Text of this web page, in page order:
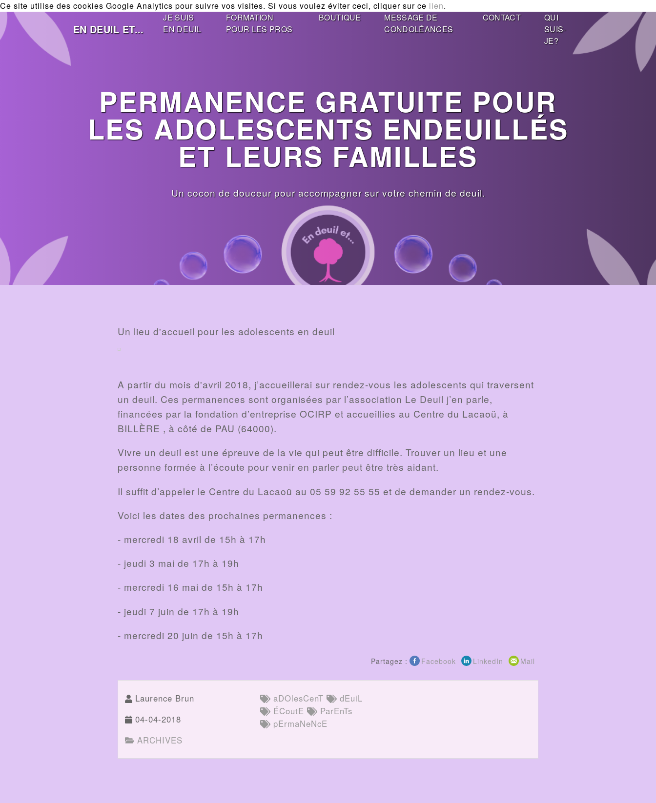
Ce site utilise des cookies Google Analytics pour suivre vos visites. Si vous voulez éviter ceci, cliquer sur ce lien.
EN DEUIL ET...
JE SUIS
EN DEUIL
FORMATION
POUR LES PROS
BOUTIQUE
MESSAGE DE
CONDOLÉANCES
CONTACT
QUI
SUIS-
JE?
PERMANENCE GRATUITE POUR
LES ADOLESCENTS ENDEUILLÉS
ET LEURS FAMILLES
Un cocon de douceur pour accompagner sur votre chemin de deuil.
Un lieu d'accueil pour les adolescents en deuil
A partir du mois d'avril 2018, j’accueillerai sur rendez-vous les adolescents qui traversent
un deuil. Ces permanences sont organisées par l’association Le Deuil j’en parle,
financées par la fondation d’entreprise OCIRP et accueillies au Centre du Lacaoü, à
BILLÈRE , à côté de PAU (64000).
Vivre un deuil est une épreuve de la vie qui peut être difficile. Trouver un lieu et une
personne formée à l’écoute pour venir en parler peut être très aidant.
Il suffit d’appeler le Centre du Lacaoü au ‭05 59 92 55 55‬ et de demander un rendez-vous.
Voici les dates des prochaines permanences :
- mercredi 18 avril de 15h à 17h
- jeudi 3 mai de 17h à 19h
- mercredi 16 mai de 15h à 17h
- jeudi 7 juin de 17h à 19h
- mercredi 20 juin de 15h à 17h
Partagez : Facebook LinkedIn Mail
Laurence Brun
04-04-2018
ARCHIVES
aDOlesCenT
dEuiL
ÉCoutE
ParEnTs
pErmaNeNcE